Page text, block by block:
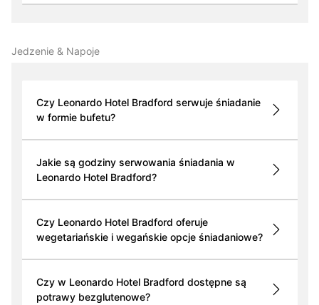
Jedzenie & Napoje
Czy Leonardo Hotel Bradford serwuje śniadanie
w formie bufetu?
Jakie są godziny serwowania śniadania w
Leonardo Hotel Bradford?
Czy Leonardo Hotel Bradford oferuje
wegetariańskie i wegańskie opcje śniadaniowe?
Czy w Leonardo Hotel Bradford dostępne są
potrawy bezglutenowe?